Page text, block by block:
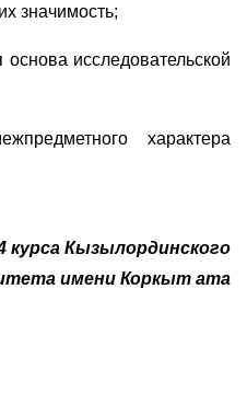
значимость;
исследовательской
характера
Кызылординского
имени Коркыт ата